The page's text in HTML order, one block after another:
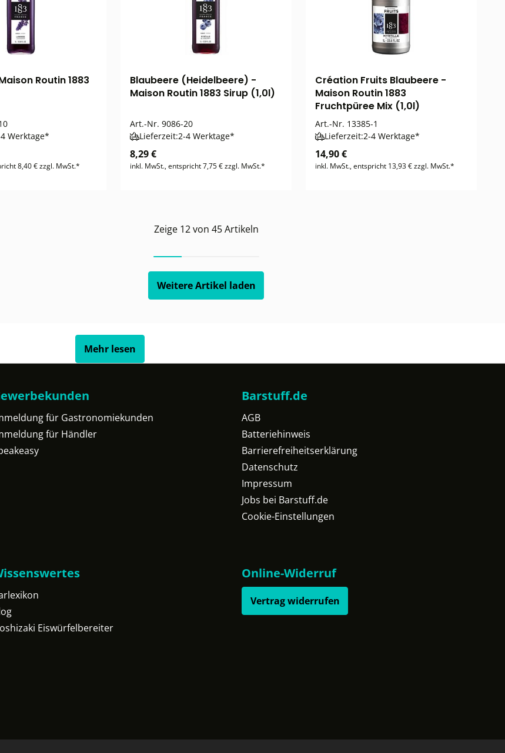
Routin 1883
Werktage*
8,40 € zzgl. MwSt.*
Blaubeere (Heidelbeere) -
Maison Routin 1883 Sirup (1,0l)
Art.-Nr. 9086-20
Lieferzeit:2-4 Werktage*
8,29 €
inkl. MwSt., entspricht 7,75 € zzgl. MwSt.*
Création Fruits Blaubeere -
Maison Routin 1883
Fruchtpüree Mix (1,0l)
Art.-Nr. 13385-1
Lieferzeit:2-4 Werktage*
14,90 €
inkl. MwSt., entspricht 13,93 € zzgl. MwSt.*
Zeige 12von 45Artikeln
Weitere Artikel laden
Mehr lesen
für Gastronomiekunden
für Händler
Barstuff.de
AGB
Batteriehinweis
Barrierefreiheitserklärung
Datenschutz
Impressum
Jobs bei Barstuff.de
Cookie-Einstellungen
Eiswürfelbereiter
Online-Widerruf
Vertrag widerrufen